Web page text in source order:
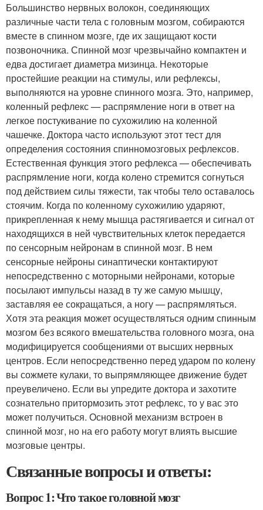
Большинство нервных волокон, соединяющих
различные части тела с головным мозгом, собираются
вместе в спинном мозге, где их защищают кости
позвоночника. Спинной мозг чрезвычайно компактен и
едва достигает диаметра мизинца. Некоторые
простейшие реакции на стимулы, или рефлексы,
выполняются на уровне спинного мозга. Это, например,
коленный рефлекс — распрямление ноги в ответ на
легкое постукивание по сухожилию на коленной
чашечке. Доктора часто используют этот тест для
определения состояния спинномозговых рефлексов.
Естественная функция этого рефлекса — обеспечивать
распрямление ноги, когда колено стремится согнуться
под действием силы тяжести, так чтобы тело оставалось
стоячим. Когда по коленному сухожилию ударяют,
прикрепленная к нему мышца растягивается и сигнал от
находящихся в ней чувствительных клеток передается
по сенсорным нейронам в спинной мозг. В нем
сенсорные нейроны синаптически контактируют
непосредственно с моторными нейронами, которые
посылают импульсы назад в ту же самую мышцу,
заставляя ее сокращаться, а ногу — распрямляться.
Хотя эта реакция может осуществляться одним спинным
мозгом без всякого вмешательства головного мозга, она
модифицируется сообщениями от высших нервных
центров. Если непосредственно перед ударом по колену
вы сожмете кулаки, то выпрямляющее движение будет
преувеличено. Если вы упредите доктора и захотите
сознательно притормозить этот рефлекс, то у вас это
может получиться. Основной механизм встроен в
спинной мозг, но на его работу могут влиять высшие
мозговые центры.
Связанные вопросы и ответы:
Вопрос 1: Что такое головной мозг